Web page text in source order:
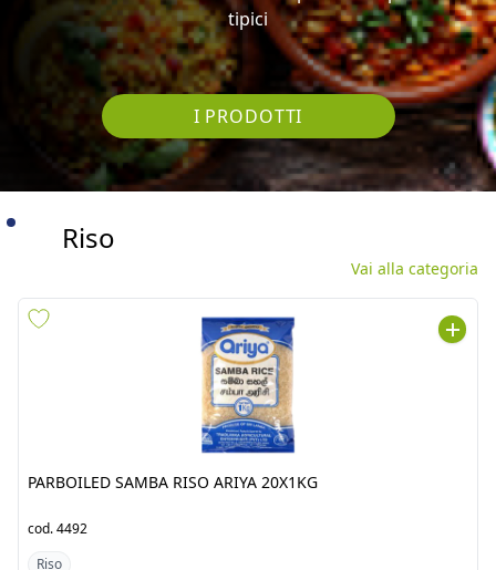
tipici
I PRODOTTI
Riso
Vai alla categoria
PARBOILED SAMBA RISO
cod. 4492
Riso
PARBOILED RED SAMBA